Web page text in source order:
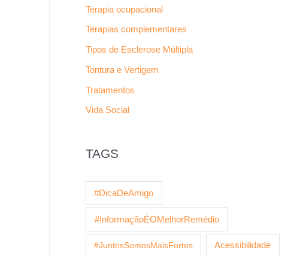
Terapia ocupacional
Terapias complementares
Tipos de Esclerose Múltipla
Tontura e Vertigem
Tratamentos
Vida Social
TAGS
#DicaDeAmigo
#InformaçãoÉOMelhorRemédio
#JuntosSomosMaisFortes Acessibilidade